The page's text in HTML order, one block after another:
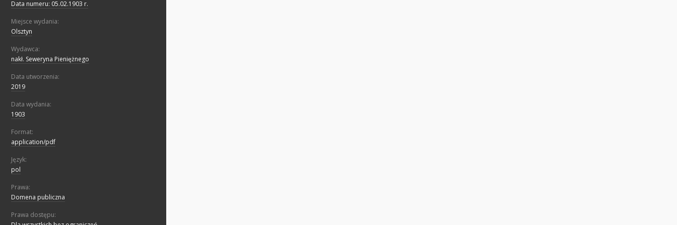
Data numeru: 05.02.1903 r.
Miejsce wydania:
Olsztyn
Wydawca:
nakł. Seweryna Pieniężnego
Data utworzenia:
2019
Data wydania:
1903
Format:
application/pdf
Język:
pol
Prawa:
Domena publiczna
Prawa dostępu: